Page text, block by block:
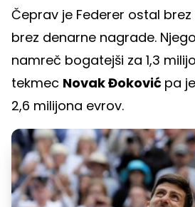
Čeprav je Federer ostal
brez denarne nagrade.
namreč bogatejši za 1,3
tekmec Novak Đoković pa
2,6 milijona evrov.